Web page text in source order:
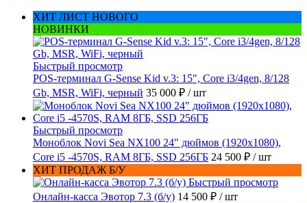
ХИТ ЛИСТ НОВОГО
НОВИНКИ
Быстрый просмотр
POS-терминал G-Sense Kid v.3: 15", Core i3/4gen, 8/128
Gb, MSR, WiFi, черный 35 000 ₽ / шт
Быстрый просмотр
Моноблок Novi Sea NX100 24" дюймов (1920x1080),
Core i5 -4570S, RAM 8ГБ, SSD 256ГБ 24 500 ₽ / шт
ХИТ ПРОДАЖ Б/У
Быстрый просмотр
Онлайн-касса Эвотор 7.3 (б/у) 14 500 ₽ / шт